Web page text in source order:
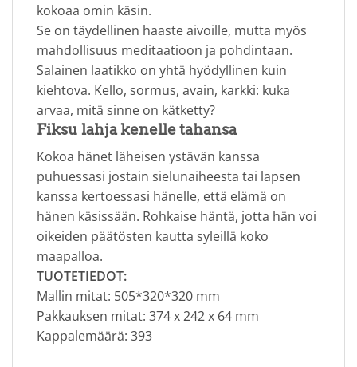
kokoaa omin käsin.
Se on täydellinen haaste aivoille, mutta myös
mahdollisuus meditaatioon ja pohdintaan.
Salainen laatikko on yhtä hyödyllinen kuin
kiehtova. Kello, sormus, avain, karkki: kuka
arvaa, mitä sinne on kätketty?
Fiksu lahja kenelle tahansa
Kokoa hänet läheisen ystävän kanssa
puhuessasi jostain sielunaiheesta tai lapsen
kanssa kertoessasi hänelle, että elämä on
hänen käsissään. Rohkaise häntä, jotta hän voi
oikeiden päätösten kautta syleillä koko
maapalloa.
TUOTETIEDOT:
Mallin mitat: 505*320*320 mm
Pakkauksen mitat: 374 x 242 x 64 mm
Kappalemäärä: 393